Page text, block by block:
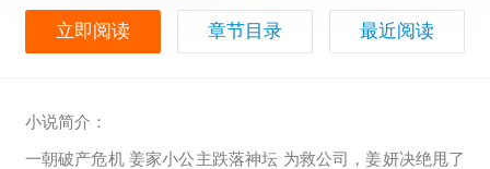
立即阅读 章节目录 最近阅读
小说简介：
一朝破产危机 姜家小公主跌落神坛 为救公司，姜妍决绝甩了